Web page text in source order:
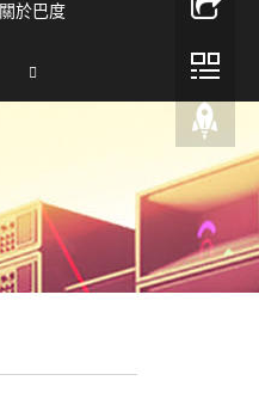
關於巴度